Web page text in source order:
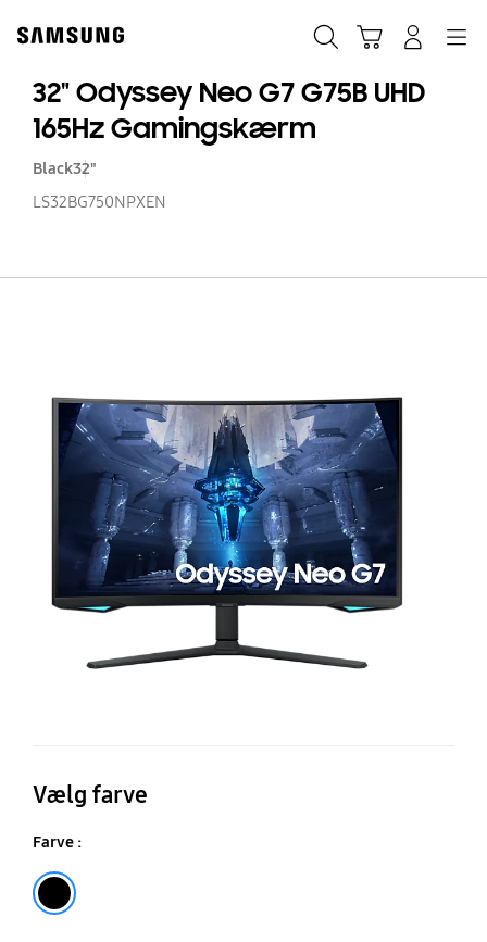
content
32" Odyssey Neo G7 G75B UHD
165Hz Gamingskærm
Black32"
LS32BG750NPXEN
Vælg farve
Farve :